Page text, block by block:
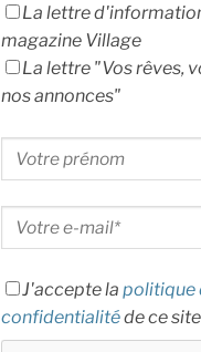
La lettre
magazine Village
La lettre "Vos rêves,
nos annonces"
J'accepte la politique
confidentialitéde ce site